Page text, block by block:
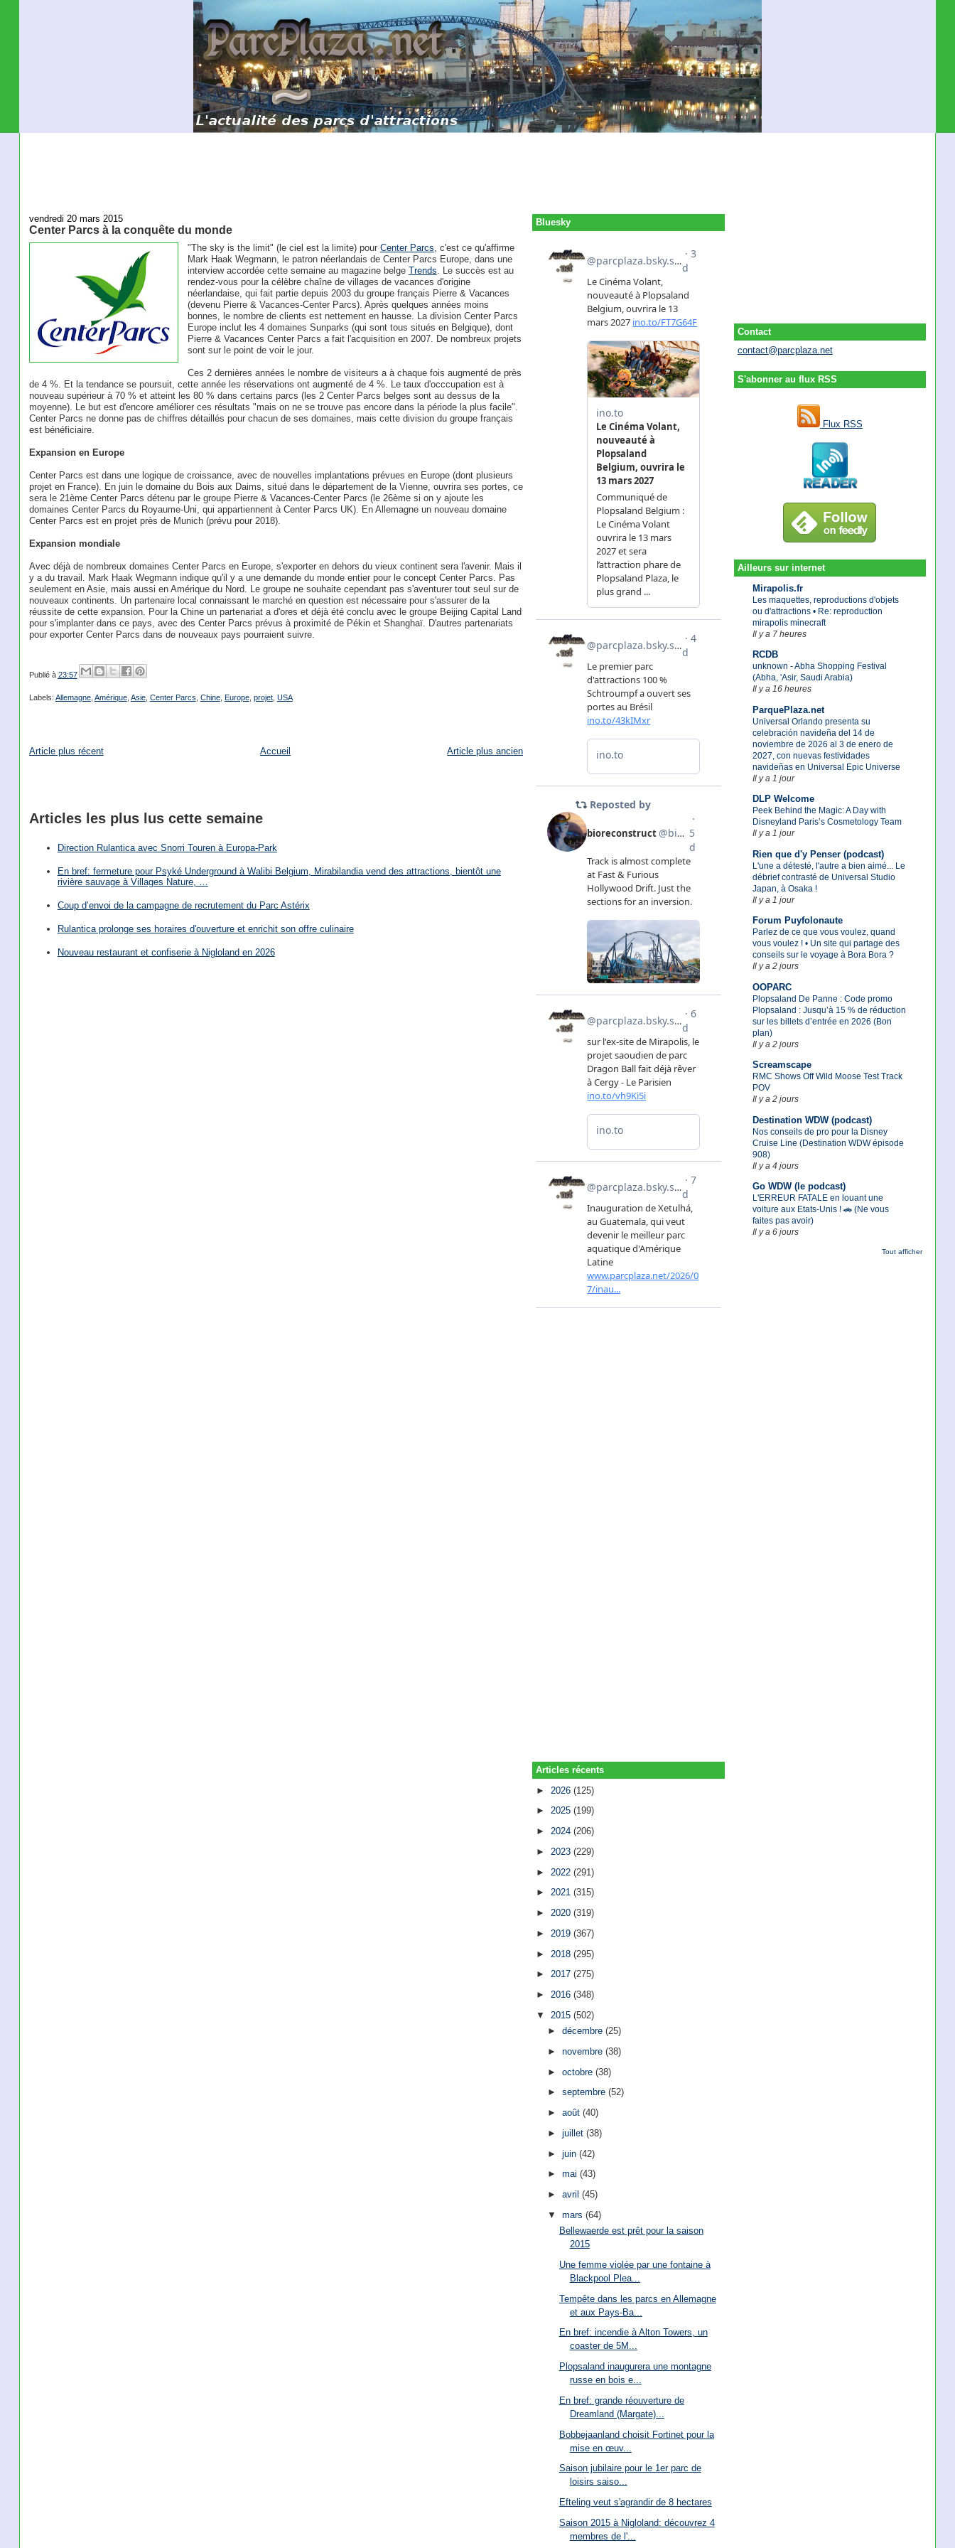
Contact
contact@parcplaza.net
S'abonner au flux RSS
Flux RSS
Ailleurs sur internet
Mirapolis.fr
Les maquettes, reproductions d'objets
ou d'attractions • Re: reproduction
mirapolis minecraft
Il y a 7 heures
RCDB
unknown - Abha Shopping Festival
(Abha, 'Asir, Saudi Arabia)
Il y a 16 heures
ParquePlaza.net
Universal Orlando presenta su
celebración navideña del 14 de
noviembre de 2026 al 3 de enero de
2027, con nuevas festividades
navideñas en Universal Epic Universe
Il y a 1 jour
DLP Welcome
Peek Behind the Magic: A Day with
Disneyland Paris’s Cosmetology Team
Il y a 1 jour
Rien que d'y Penser (podcast)
L'une a détesté, l'autre a bien aimé... Le
débrief contrasté de Universal Studio
Japan, à Osaka !
Il y a 1 jour
Forum Puyfolonaute
Parlez de ce que vous voulez, quand
vous voulez ! • Un site qui partage des
conseils sur le voyage à Bora Bora ?
Il y a 2 jours
OOPARC
Plopsaland De Panne : Code promo
Plopsaland : Jusqu’à 15 % de réduction
sur les billets d’entrée en 2026 (Bon
plan)
Il y a 2 jours
Screamscape
RMC Shows Off Wild Moose Test Track
POV
Il y a 2 jours
Destination WDW (podcast)
Nos conseils de pro pour la Disney
Cruise Line (Destination WDW épisode
908)
Il y a 4 jours
Go WDW (le podcast)
L'ERREUR FATALE en louant une
voiture aux Etats-Unis ! 🚗 (Ne vous
faites pas avoir)
Il y a 6 jours
Tout afficher
vendredi 20 mars 2015
Center Parcs à la conquête du monde
"The sky is the limit" (le ciel est la limite) pour Center Parcs, c'est ce qu'affirme
Mark Haak Wegmann, le patron néerlandais de Center Parcs Europe, dans une
interview accordée cette semaine au magazine belge Trends. Le succès est au
rendez-vous pour la célèbre chaîne de villages de vacances d'origine
néerlandaise, qui fait partie depuis 2003 du groupe français Pierre & Vacances
(devenu Pierre & Vacances-Center Parcs). Après quelques années moins
bonnes, le nombre de clients est nettement en hausse. La division Center Parcs
Europe inclut les 4 domaines Sunparks (qui sont tous situés en Belgique), dont
Pierre & Vacances Center Parcs a fait l'acquisition en 2007. De nombreux projets
sont sur le point de voir le jour.
Ces 2 dernières années le nombre de visiteurs a à chaque fois augmenté de près
de 4 %. Et la tendance se poursuit, cette année les réservations ont augmenté de 4 %. Le taux d'occcupation est à
nouveau supérieur à 70 % et atteint les 80 % dans certains parcs (les 2 Center Parcs belges sont au dessus de la
moyenne). Le but est d'encore améliorer ces résultats "mais on ne se trouve pas encore dans la période la plus facile".
Center Parcs ne donne pas de chiffres détaillés pour chacun de ses domaines, mais cette division du groupe français
est bénéficiaire.
Expansion en Europe
Center Parcs est dans une logique de croissance, avec de nouvelles implantations prévues en Europe (dont plusieurs
projet en France). En juin le domaine du Bois aux Daims, situé dans le département de la Vienne, ouvrira ses portes, ce
sera le 21ème Center Parcs détenu par le groupe Pierre & Vacances-Center Parcs (le 26ème si on y ajoute les
domaines Center Parcs du Royaume-Uni, qui appartiennent à Center Parcs UK). En Allemagne un nouveau domaine
Center Parcs est en projet près de Munich (prévu pour 2018).
Expansion mondiale
Avec déjà de nombreux domaines Center Parcs en Europe, s'exporter en dehors du vieux continent sera l'avenir. Mais il
y a du travail. Mark Haak Wegmann indique qu'il y a une demande du monde entier pour le concept Center Parcs. Pas
seulement en Asie, mais aussi en Amérique du Nord. Le groupe ne souhaite cependant pas s'aventurer tout seul sur de
nouveaux continents. Un partenaire local connaissant le marché en question est nécessaire pour s'assurer de la
réussite de cette expansion. Pour la Chine un partenariat a d'ores et déjà été conclu avec le groupe Beijing Capital Land
pour s'implanter dans ce pays, avec des Center Parcs prévus à proximité de Pékin et Shanghaï. D'autres partenariats
pour exporter Center Parcs dans de nouveaux pays pourraient suivre.
Publié à 23:57
Labels: Allemagne, Amérique, Asie, Center Parcs Chine, Europe, projet, USA
Article plus récent Article plus ancien
Accueil
Articles les plus lus cette semaine
Direction Rulantica avec Snorri Touren à Europa-Park
En bref: fermeture pour Psyké Underground à Walibi Belgium, Mirabilandia vend des attractions, bientôt une
rivière sauvage à Villages Nature, …
Coup d’envoi de la campagne de recrutement du Parc Astérix
Rulantica prolonge ses horaires d'ouverture et enrichit son offre culinaire
Nouveau restaurant et confiserie à Nigloland en 2026
Bluesky
Articles récents
► 2026(125)
►2025(199)
►2024(206)
► 2023(229)
► 2022(291)
►2021(315)
►2020(319)
► 2019(367)
► 2018(295)
►2017(275)
►2016(348)
▼ 2015(502)
► décembre (25)
► novembre (38)
► octobre (38)
► septembre (52)
► août (40)
► juillet (38)
► juin (42)
► mai (43)
► avril (45)
▼ mars (64)
Bellewaerde est prêt pour la saison
2015
Une femme violée par une fontaine à
Blackpool Plea...
Tempête dans les parcs en Allemagne
et aux Pays-Ba...
En bref: incendie à Alton Towers, un
coaster de 5M...
Plopsaland inaugurera une montagne
russe en bois e...
En bref: grande réouverture de
Dreamland (Margate)...
Bobbejaanland choisit Fortinet pour la
mise en œuv...
Saison jubilaire pour le 1er parc de
loisirs saiso...
Efteling veut s'agrandir de 8 hectares
Saison 2015 à Nigloland: découvrez 4
membres de l'...